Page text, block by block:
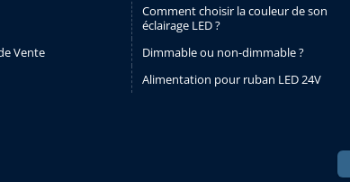
Vente
Comment choisir la couleur de son
éclairage LED ?
Dimmable ou non-dimmable ?
Alimentation pour ruban LED 24V